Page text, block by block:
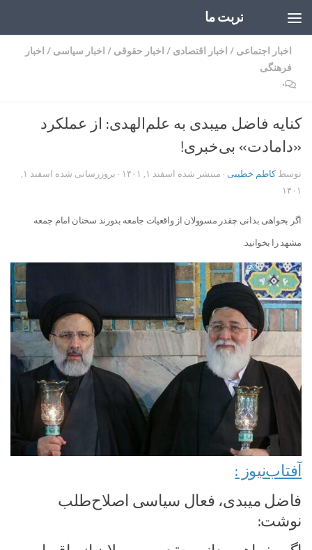
تربت ما
اخبار اجتماعی / اخبار اقتصادی / اخبار حقوقی / اخبار سیاسی / اخبار
فرهنگی
۰
کنایه فاضل میبدی به علم‌الهدی: از عملکرد
«دامادت» بی‌خبری!
توسطکاظم خطیبی · منتشر شده اسفند ۱, ۱۴۰۱ · بروزرسانی شده
اسفند ۱,
۱۴۰۱
اگر بخواهی بدانی چقدر مسوولان از واقعیات جامعه بدورند سخنان امام جمعه
مشهد را بخوانید.
آفتاب‌‌نیوز :
فاضل میبدی، فعال سیاسی اصلاح‌طلب
نوشت: